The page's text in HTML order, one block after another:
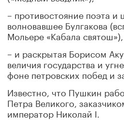
– противостояние поэта и
волновавшее Булгакова
Мольере «Кабала святош»),
– и раскрытая Борисом
величия государства и
фоне петровских побед и
Известно, что Пушкин
Петра Великого,
император Николай I.